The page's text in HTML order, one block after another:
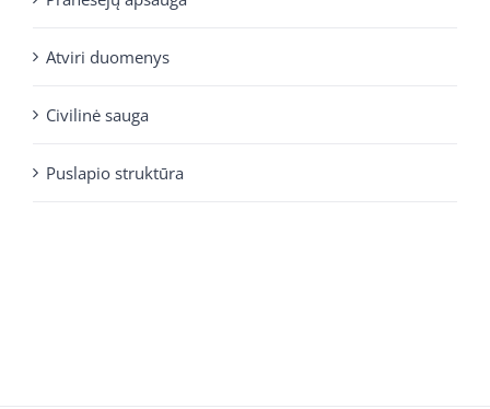
Atviri duomenys
Civilinė sauga
Puslapio struktūra